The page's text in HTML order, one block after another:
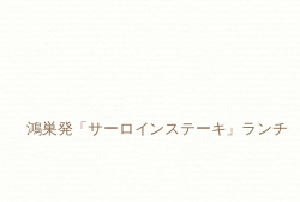
鴻巣発「サーロインステーキ」ランチ